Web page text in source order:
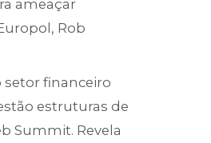
ameaçar
Rob
setor financeiro
estruturas de
Summit. Revela